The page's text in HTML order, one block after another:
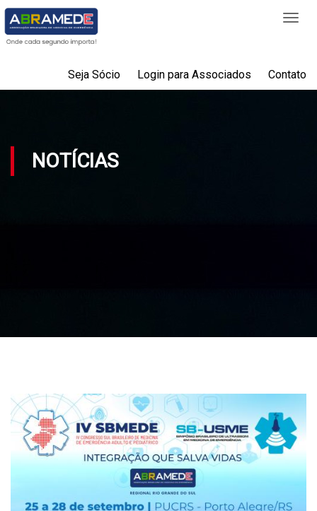
Seja Sócio Login para Associados Contato
NOTÍCIAS